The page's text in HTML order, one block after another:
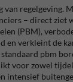
regelgeving.
– direct ziet
(PBM),
en verkleint de
pbm
voor zowel
intensief